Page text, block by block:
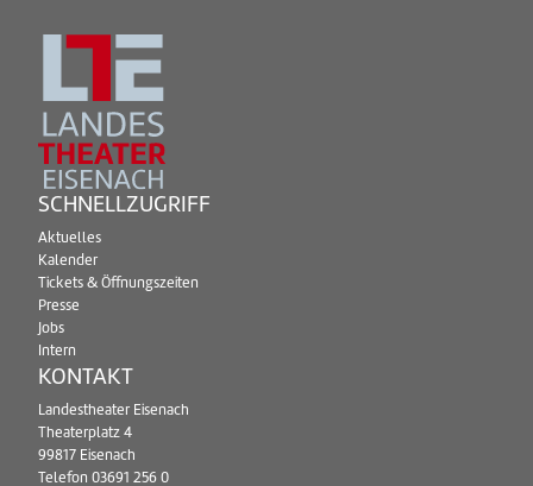
SCHNELLZUGRIFF
Aktuelles
Kalender
Tickets & Öffnungszeiten
Presse
Jobs
Intern
KONTAKT
Landestheater Eisenach
Theaterplatz 4
99817 Eisenach
Telefon 03691 256 0